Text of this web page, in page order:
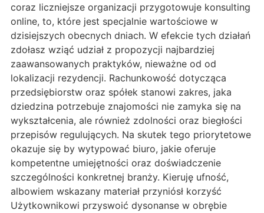
coraz liczniejsze organizacji przygotowuje konsulting
online, to, które jest specjalnie wartościowe w
dzisiejszych obecnych dniach. W efekcie tych działań
zdołasz wziąć udział z propozycji najbardziej
zaawansowanych praktyków, nieważne od od
lokalizacji rezydencji. Rachunkowość dotycząca
przedsiębiorstw oraz spółek stanowi zakres, jaka
dziedzina potrzebuje znajomości nie zamyka się na
wykształcenia, ale również zdolności oraz biegłości
przepisów regulujących. Na skutek tego priorytetowe
okazuje się by wytypować biuro, jakie oferuje
kompetentne umiejętności oraz doświadczenie
szczególności konkretnej branży. Kieruję ufność,
albowiem wskazany materiał przyniósł korzyść
Użytkownikowi przyswoić dysonanse w obrębie